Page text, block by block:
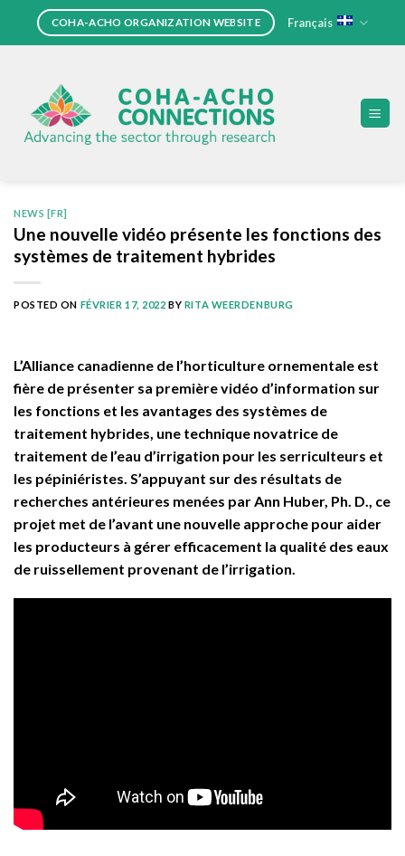
COHA-ACHO ORGANIZATION WEBSITE Français
NEWS [FR]
Une nouvelle vidéo présente les fonctions des
systèmes de traitement hybrides
POSTED ON FÉVRIER 17, 2022 BY RITA WEERDENBURG
L’Alliance canadienne de l’horticulture ornementale est
fière de présenter sa première vidéo d’information sur
les fonctions et les avantages des systèmes de
traitement hybrides, une technique novatrice de
traitement de l’eau d’irrigation pour les serriculteurs et
les pépiniéristes. S’appuyant sur des résultats de
recherches antérieures menées par Ann Huber, Ph. D., ce
projet met de l’avant une nouvelle approche pour aider
les producteurs à gérer efficacement la qualité des eaux
de ruissellement provenant de l’irrigation.